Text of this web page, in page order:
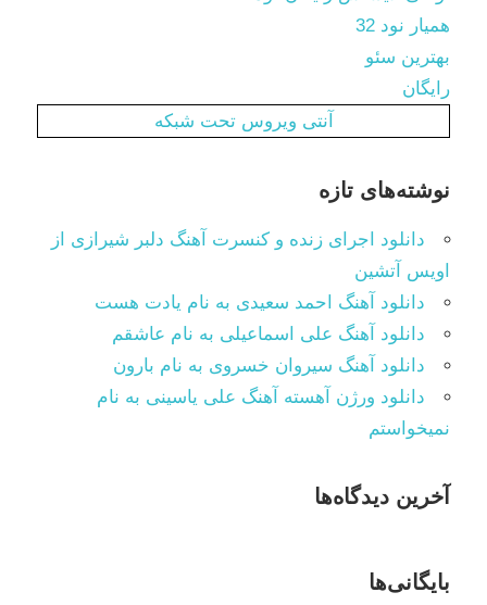
همیار نود 32
بهترین سئو
رایگان
آنتی ویروس تحت شبکه
نوشته‌های تازه
دانلود اجرای زنده و کنسرت آهنگ دلبر شیرازی از
اویس آتشین
دانلود آهنگ احمد سعیدی به نام یادت هست
دانلود آهنگ علی اسماعیلی به نام عاشقم
دانلود آهنگ سیروان خسروی به نام بارون
دانلود ورژن آهسته آهنگ علی یاسینی به نام
نمیخواستم
آخرین دیدگاه‌ها
بایگانی‌ها